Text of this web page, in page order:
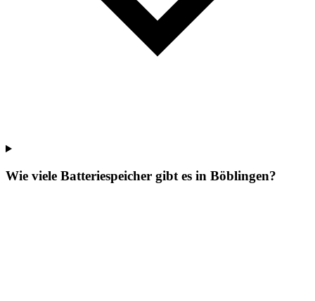
Wie viele Batteriespeicher gibt es in Böblingen?